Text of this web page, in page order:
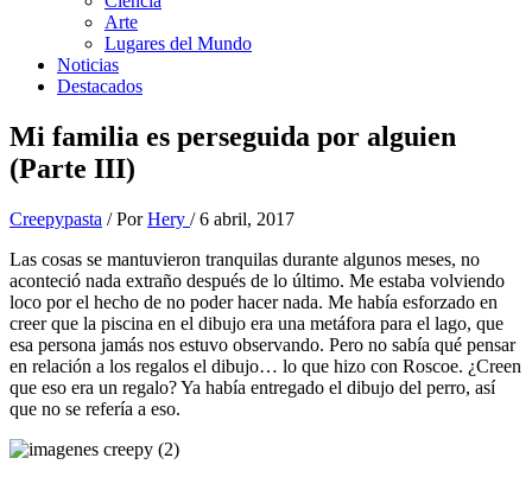
Arte
Lugares del Mundo
Noticias
Destacados
Mi familia es perseguida por alguien
(Parte III)
Creepypasta / PorHery /6 abril, 2017
Las cosas se mantuvieron tranquilas durante algunos meses, no
aconteció nada extraño después de lo último. Me estaba volviendo
loco por el hecho de no poder hacer nada. Me había esforzado en
creer que la piscina en el dibujo era una metáfora para el lago, que
esa persona jamás nos estuvo observando. Pero no sabía qué pensar
en relación a los regalos el dibujo… lo que hizo con Roscoe. ¿Creen
que eso era un regalo? Ya había entregado el dibujo del perro, así
que no se refería a eso.